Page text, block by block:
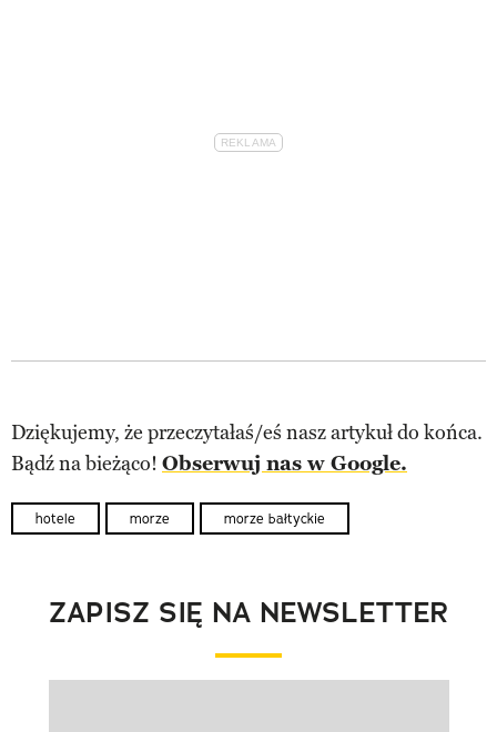
Dziękujemy, że przeczytałaś/eś nasz artykuł do końca.
Bądź na bieżąco! Obserwuj nas w Google.
hotele morze morze bałtyckie
ZAPISZ SIĘ NA NEWSLETTER